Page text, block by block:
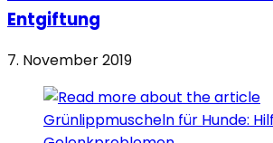
Entgiftung
7. November 2019